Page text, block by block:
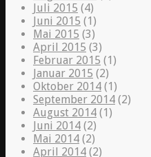
Juli 2015 (4)
Juni 2015 (1)
Mai 2015 (3)
April 2015 (3)
Februar 2015 (1)
Januar 2015 (2)
Oktober 2014 (1)
September 2014 (2)
August 2014 (1)
Juni 2014 (2)
Mai 2014 (2)
April 2014 (2)